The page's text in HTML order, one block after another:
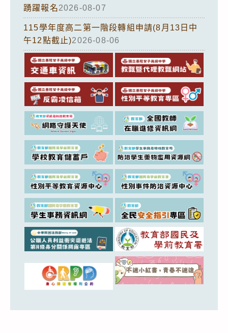
踴躍報名2026-08-07
115學年度高二第一階段轉組申請(8月13日中
午12點截止)2026-08-06